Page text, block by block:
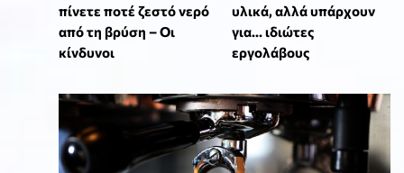
πίνετε ποτέ ζεστό νερό
από τη βρύση – Οι
κίνδυνοι
υλικά, αλλά υπάρχουν
για... ιδιώτες
εργολάβους